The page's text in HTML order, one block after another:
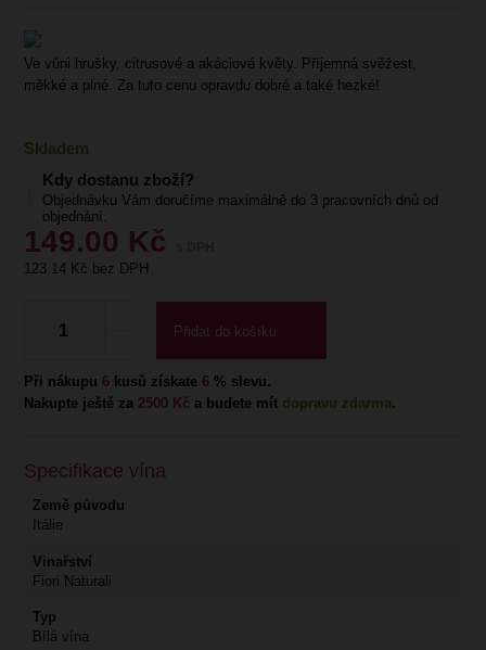
Ve vůni hrušky, citrusové a akáciové květy. Příjemná svěžest,
měkké a plné. Za tuto cenu opravdu dobré a také hezké!
Skladem
Kdy dostanu zboží?
Objednávku Vám doručíme maximálně do 3 pracovních dnů od
objednání.
149.00 Kč
123.14 Kč bez DPH
Přidat do košíku
Při nákupu 6 kusů získate 6 % slevu.
Nakupte ještě za 2500 Kč a budete mít dopravu zdarma.
Specifikace vína
Země původu
Itálie
Vinařství
Fiori Naturali
Typ
Bílá vína